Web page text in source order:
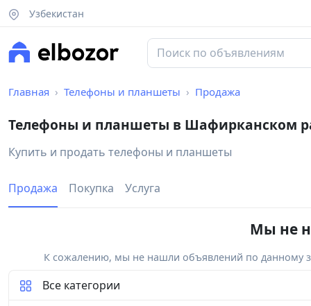
Узбекистан
Главная Телефоны и планшеты Продажа
Телефоны и планшеты в Шафирканском
Купить и продать телефоны и планшеты
Продажа Покупка Услуга
Мы не
К сожалению, мы не нашли объявлений по данному
Все категории